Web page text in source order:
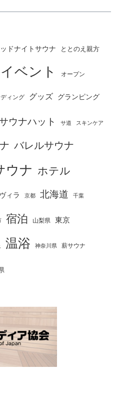
ドナイトサウナ ととのえ親方
イベント オープン
ィング グッズ グランピング
ウナハット サ道 スキンケア
バレルサウナ
ウナ ホテル
ヴィラ 京都 北海道 千葉
宿泊 山梨県 東京
温浴 神奈川県 薪サウナ